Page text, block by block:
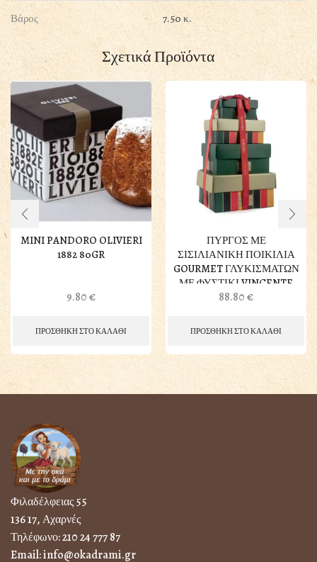
Βάρος 7.50 κ.
Σχετικά Προϊόντα
MINI PANDORO OLIVIERI
1882 80GR
9.80€
ΠΡΟΣΘΗΚΗ ΣΤΟ ΚΑΛΑΘΙ
ΠΥΡΓΟΣ ΜΕ
ΣΙΣΙΛΙΑΝΙΚΗ ΠΟΙΚΙΛΙΑ
GOURMET ΓΛΥΚΙΣΜΑΤΩΝ
ΜΕ ΦΥΣΤΙΚΙ VINCENTE
88.80€
ΠΡΟΣΘΗΚΗ ΣΤΟ ΚΑΛΑΘΙ
Φιλαδέλφειας 55
136 17, Αχαρνές
Τηλέφωνο:210 24 777 87
Email:info@okadrami.gr